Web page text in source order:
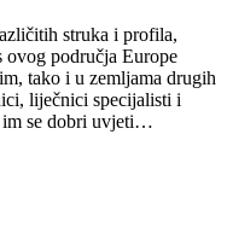
struka i profila,
ovog područja Europe
tako i u zemljama drugih
liječnici specijalisti i
im se dobri uvjeti…